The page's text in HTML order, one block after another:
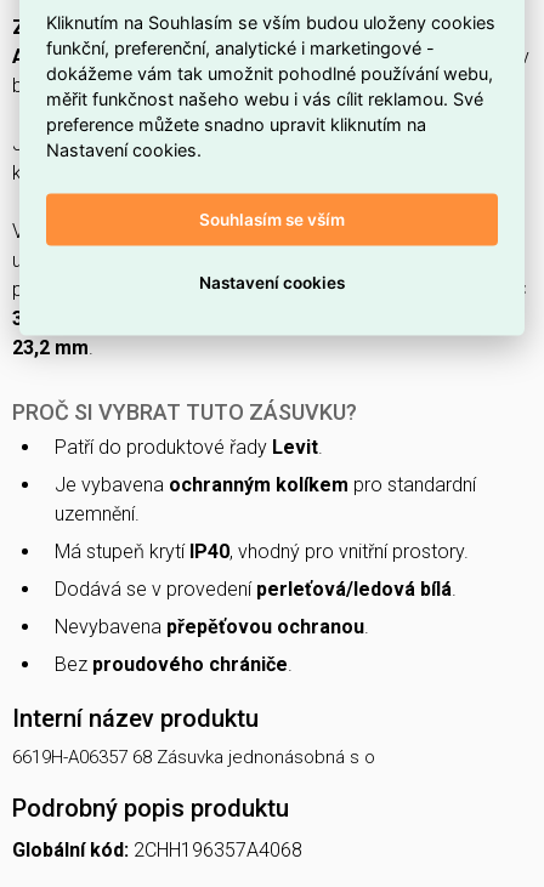
Zásuvka ABB LEVIT M s ochranným kolíkem 6619H-
A06357 68, EAN 8592624456315 , z produktové řady
v
barvěperleťová/led. bílá.
Jednofázová zásuvka s hodnotami
krytím
Vyrobená z termoplastu (plast)slesklým
určená pro
připojení přes
konektorovou svorku, rozměry
73,8 × 73,8 ×
37 mm
23,2 mm.
PROČ SI VYBRAT TUTO ZÁSUVKU?
Patří do produktové řady Levit.
Je vybavena ochranným kolíkem pro standardní
uzemnění.
Má stupeň krytí IP40, vhodný pro vnitřní prostory.
Dodává se v provedení perleťová/ledová bílá.
Nevybavena přepěťovou ochranou.
Bez proudového chrániče.
Interní název produktu
6619H-A06357 68 Zásuvka jednonásobná s o
Podrobný popis produktu
Globální kód: 2CHH196357A4068
Kliknutím na Souhlasím se vším budou uloženy cookies
funkční, preferenční, analytické i marketingové -
dokážeme vám tak umožnit pohodlné používání webu,
měřit funkčnost našeho webu i vás cílit reklamou. Své
preference můžete snadno upravit kliknutím na
Nastavení cookies.
Souhlasím se vším
Nastavení cookies